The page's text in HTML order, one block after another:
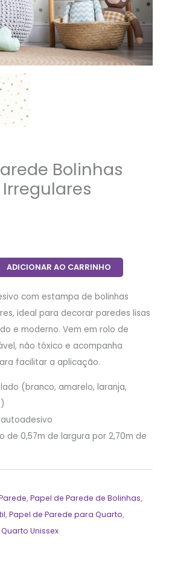
Bolinhas
ADICIONAR AO CARRINHO
com estampa de bolinhas
ideal para decorar paredes lisas
e moderno. Vem em rolo de
não tóxico e acompanha
facilitar a aplicação.
(branco, amarelo, laranja,
autoadesivo
de 0,57m de largura por 2,70m de
,Papel de Parede de Bolinhas,
,Papel de Parede para Quarto,
Unissex